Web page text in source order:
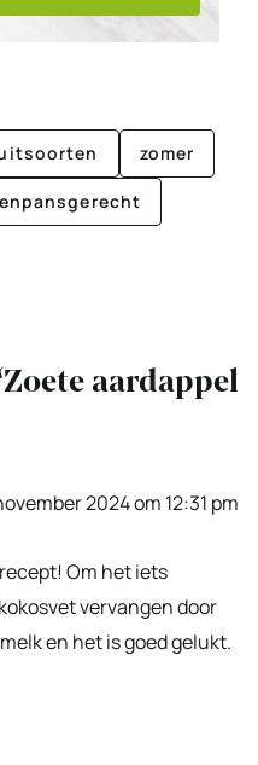
zomer
aardappel
2024 om 12:31 pm
Om het iets
vervangen door
en het is goed gelukt.